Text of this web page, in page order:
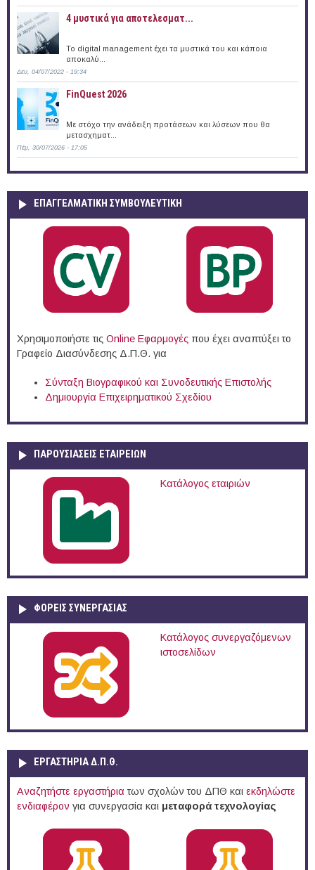
4 μυστικά για αποτελεσματ...
Το digital management έχει τα μυστικά του και κάποια
αποκαλύ...
Δευ, 04/07/2022 - 19:34
FinQuest 2026
Με στόχο την ανάδειξη προτάσεων και λύσεων που θα
μετασχηματ...
Πέμ, 30/07/2026 - 17:05
ΕΠΑΓΓΕΛΜΑΤΙΚΉ ΣΥΜΒΟΥΛΕΥΤΙΚΉ
Χρησιμοποιήστε τις Online Eφαρμογές που έχει αναπτύξει το
Γραφείο Διασύνδεσης Δ.Π.Θ. για
Σύνταξη Βιογραφικού και Συνοδευτικής Επιστολής
Δημιουργία Επιχειρηματικού Σχεδίου
ΠΑΡΟΥΣΙΆΣΕΙΣ ΕΤΑΙΡΕΙΏΝ
Κατάλογος εταιριών
ΦΟΡΕΙΣ ΣΥΝΕΡΓΑΣΙΑΣ
Κατάλογος συνεργαζόμενων
ιστοσελίδων
ΕΡΓΑΣΤΗΡΙΑ Δ.Π.Θ.
Αναζητήστε εργαστήρια των σχολών του ΔΠΘ και εκδηλώστε
ενδιαφέρον για συνεργασία και μεταφορά τεχνολογίας